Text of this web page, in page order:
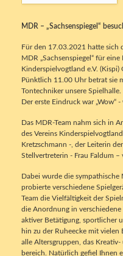
MDR – „Sachsenspiegel“
Für den 17.03.2021 hatte sich
MDR „Sachsenspiegel“ für
Kinderspielvogtland e.V. (Kispi)
Pünktlich 11.00 Uhr betrat sie
Tontechniker unsere Spielhalle.
Der erste Eindruck war „Wow“
Das MDR-Team nahm sich in
des Vereins
Kretzschmann -, der Leiterin
Stellvertreterin - Frau Faldum –
Dabei wurde die
probierte verschiedene
Team die Vielfältigkeit der
die Anordnung in
aktiver Betätigung, sportlicher
hin zu der Ruheecke mit
alle Altersgruppen, das
bereich. Natürlich gefiel Ihnen